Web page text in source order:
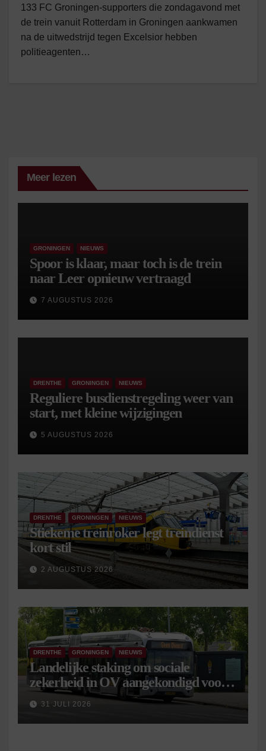
133 FC Groningen-supporters die zondagavond met
de trein vanuit Rotterdam in Groningen aankwamen
na de uitwedstrijd tegen Excelsior hebben
politieagenten…
Meer lezen
GRONINGEN NIEUWS
Spoor is klaar, maar toch is de trein
naar Leer opnieuw vertraagd
7 AUGUSTUS 2026
DRENTHE GRONINGEN NIEUWS
Reguliere busdienstregeling weer van
start, met kleine wijzigingen
5 AUGUSTUS 2026
DRENTHE GRONINGEN NIEUWS
Stiekeme treinroker legt treindienst
kort stil
2 AUGUSTUS 2026
DRENTHE GRONINGEN NIEUWS
Landelijke staking om sociale
zekerheid in OV aangekondigd voor 9
september
31 JULI 2026